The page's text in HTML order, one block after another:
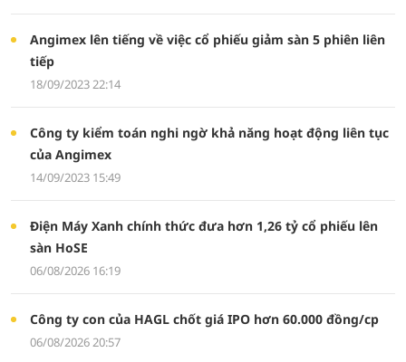
Angimex lên tiếng về việc cổ phiếu giảm sàn 5 phiên liên
tiếp
18/09/2023 22:14
Công ty kiểm toán nghi ngờ khả năng hoạt động liên tục
của Angimex
14/09/2023 15:49
Điện Máy Xanh chính thức đưa hơn 1,26 tỷ cổ phiếu lên
sàn HoSE
06/08/2026 16:19
Công ty con của HAGL chốt giá IPO hơn 60.000 đồng/cp
06/08/2026 20:57